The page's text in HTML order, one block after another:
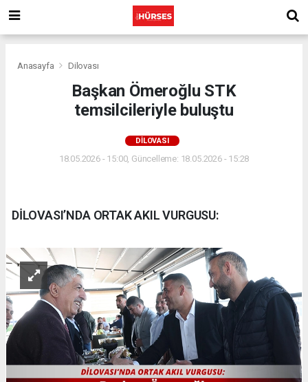
Anasayfa Dilovası
Başkan Ömeroğlu STK
temsilcileriyle buluştu
DILOVASI
18.05.2026 - 15:00, Güncelleme: 18.05.2026 - 15:28
DİLOVASI’NDA ORTAK AKIL VURGUSU: